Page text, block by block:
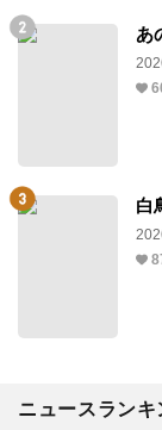
あ
白
ニュースランキ